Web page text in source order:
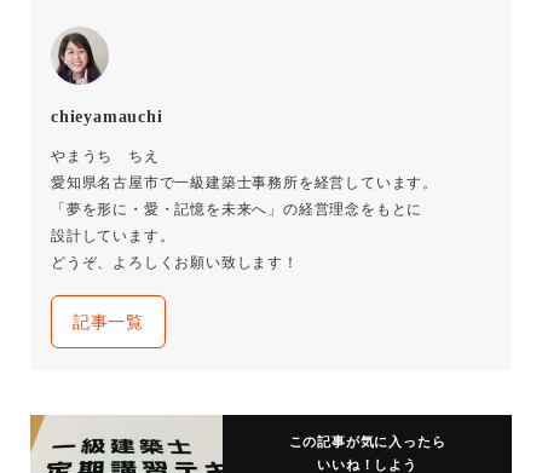
chieyamauchi
やまうち ちえ
愛知県名古屋市で一級建築士事務所を経営しています。
「夢を形に・愛・記憶を未来へ」の経営理念をもとに
設計しています。
どうぞ、よろしくお願い致します！
記事一覧
この記事が気に入ったら
いいね！しよう